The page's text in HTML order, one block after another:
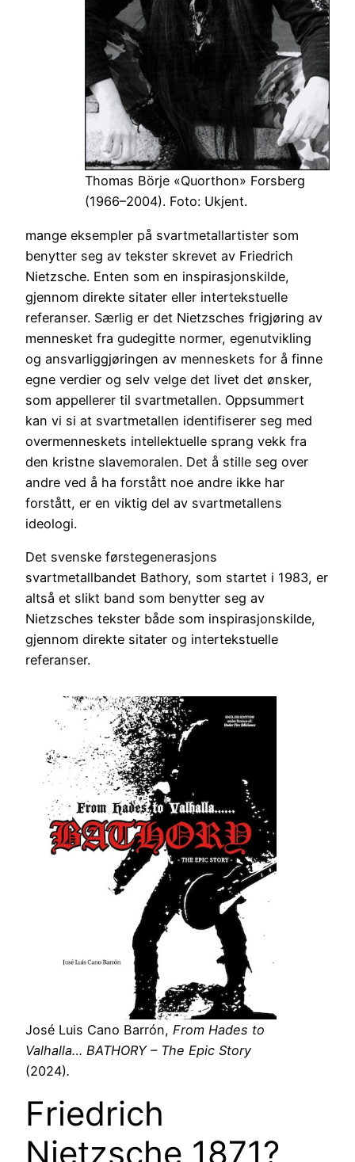
Thomas Börje «Quorthon» Forsberg
(1966–2004). Foto: Ukjent.
mange eksempler på svartmetallartister som
benytter seg av tekster skrevet av Friedrich
Nietzsche. Enten som en inspirasjonskilde,
gjennom direkte sitater eller intertekstuelle
referanser. Særlig er det Nietzsches frigjøring av
mennesket fra gudegitte normer, egenutvikling
og ansvarliggjøringen av menneskets for å finne
egne verdier og selv velge det livet det ønsker,
som appellerer til svartmetallen. Oppsummert
kan vi si at svartmetallen identifiserer seg med
overmenneskets intellektuelle sprang vekk fra
den kristne slavemoralen. Det å stille seg over
andre ved å ha forstått noe andre ikke har
forstått, er en viktig del av svartmetallens
ideologi.
Det svenske førstegenerasjons
svartmetallbandet Bathory, som startet i 1983, er
altså et slikt band som benytter seg av
Nietzsches tekster både som inspirasjonskilde,
gjennom direkte sitater og intertekstuelle
referanser.
José Luis Cano Barrón, From Hades to
Valhalla… BATHORY – The Epic Story
(2024).
Friedrich
Nietzsche 1871?